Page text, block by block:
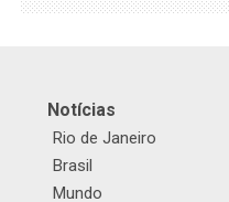
Notícias
Rio de Janeiro
Brasil
Mundo